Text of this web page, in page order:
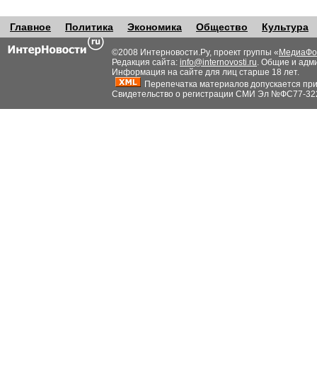
Главное Политика Экономика Общество Культура
©2008 Интерновости.Ру, проект группы «
Редакция сайта: info@internovosti.ru. Общие и
Информация на сайте для лиц старше 18 лет.
Перепечатка материалов допускается
Свидетельство о регистрации СМИ Эл №ФС77-